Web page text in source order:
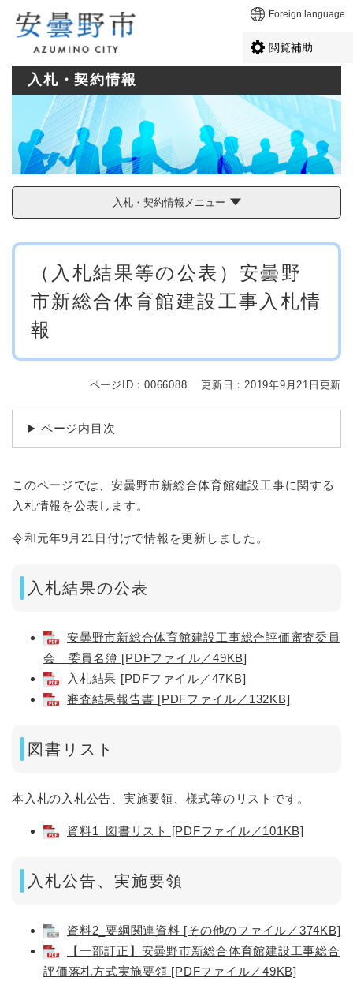
メニューを飛ばして本文へ Foreign language
閲覧補助
入札・契約情報
入札・契約情報メニュー
本
（入札結果等の公表）安曇野
市新総合体育館建設工事入札情
報
ページID：0066088 更新日：2019年9月21日更新
ページ内目次
このページでは、安曇野市新総合体育館建設工事に関する
入札情報を公表します。
令和元年9月21日付けで情報を更新しました。
入札結果の公表
安曇野市新総合体育館建設工事総合評価審査委員
会 委員名簿 [PDFファイル／49KB]
入札結果 [PDFファイル／47KB]
審査結果報告書 [PDFファイル／132KB]
図書リスト
本入札の入札公告、実施要領、様式等のリストです。
資料1_図書リスト [PDFファイル／101KB]
入札公告、実施要領
資料2_要綱関連資料 [その他のファイル／374KB]
【一部訂正】安曇野市新総合体育館建設工事総合
評価落札方式実施要領 [PDFファイル／49KB]